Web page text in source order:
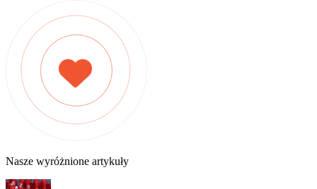
Nasze wyróżnione artykuły